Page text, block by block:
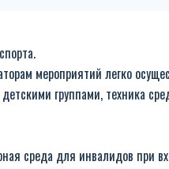
мероприятий легко
группами, техника
среда для инвалидов при